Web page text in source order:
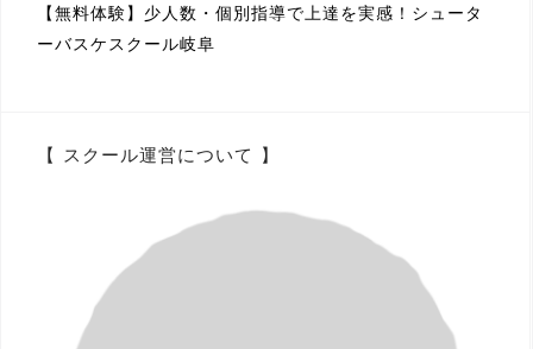
【無料体験】少人数・個別指導で上達を実感！シュータ
ーバスケスクール岐阜
【 スクール運営について 】